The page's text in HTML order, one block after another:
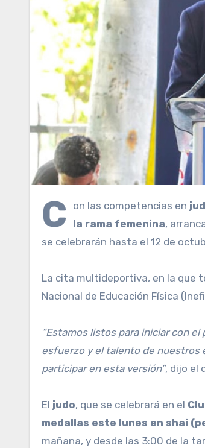
C on las competencias en
la rama femenina,
se celebrarán hasta el 12 de
La cita multideportiva, en la que
Nacional de Educación Física
“Estamos listos para iniciar con
esfuerzo y el talento de nuestros
participar en esta versión”, dijo el
El judo, que se celebrará en el
medallas este lunes en shai
mañana, y desde las 3:00 de la